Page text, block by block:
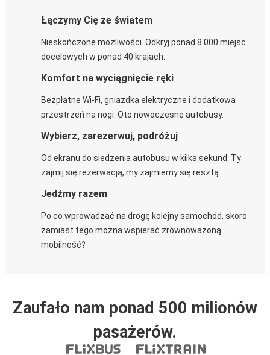
Łączymy Cię ze światem
Nieskończone możliwości. Odkryj ponad 8 000 miejsc
docelowych w ponad 40 krajach.
Komfort na wyciągnięcie ręki
Bezpłatne Wi-Fi, gniazdka elektryczne i dodatkowa
przestrzeń na nogi. Oto nowoczesne autobusy.
Wybierz, zarezerwuj, podróżuj
Od ekranu do siedzenia autobusu w kilka sekund. Ty
zajmij się rezerwacją, my zajmiemy się resztą.
Jedźmy razem
Po co wprowadzać na drogę kolejny samochód, skoro
zamiast tego można wspierać zrównoważoną
mobilność?
Zaufało nam ponad 500 milionów
pasażerów.